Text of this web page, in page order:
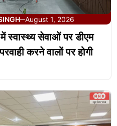
—August 1, 2026
सेवाओं पर डीएम
करने वालों पर होगी